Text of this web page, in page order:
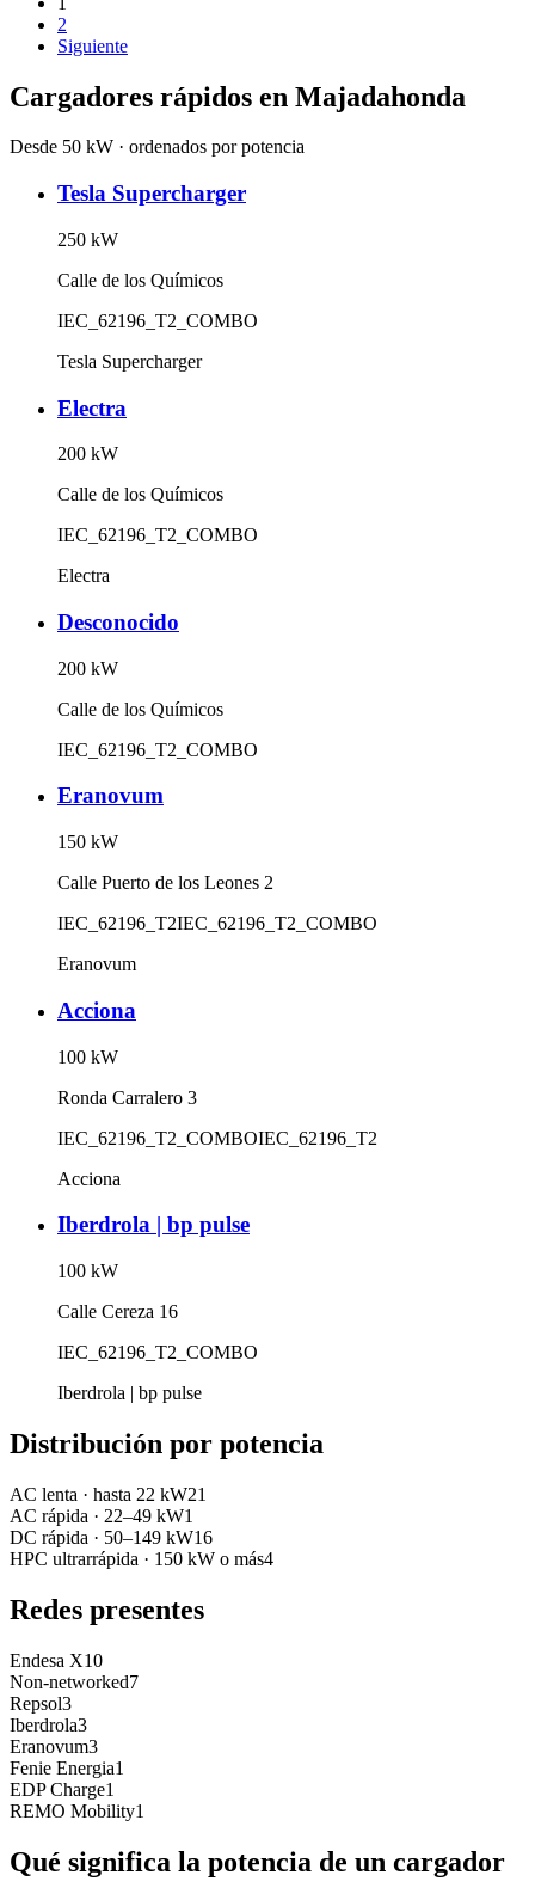
2
Siguiente
Cargadores rápidos en Majadahonda
Desde 50 kW · ordenados por potencia
Tesla Supercharger
250 kW
Calle de los Químicos
IEC_62196_T2_COMBO
Tesla Supercharger
Electra
200 kW
Calle de los Químicos
IEC_62196_T2_COMBO
Electra
Desconocido
200 kW
Calle de los Químicos
IEC_62196_T2_COMBO
Eranovum
150 kW
Calle Puerto de los Leones 2
IEC_62196_T2IEC_62196_T2_COMBO
Eranovum
Acciona
100 kW
Ronda Carralero 3
IEC_62196_T2_COMBOIEC_62196_T2
Acciona
Iberdrola | bp pulse
100 kW
Calle Cereza 16
IEC_62196_T2_COMBO
Iberdrola | bp pulse
Distribución por potencia
AC lenta · hasta 22 kW21
AC rápida · 22–49 kW1
DC rápida · 50–149 kW16
HPC ultrarrápida · 150 kW o más4
Redes presentes
Endesa X10
Non-networked7
Repsol3
Iberdrola3
Eranovum3
Fenie Energia1
EDP Charge1
REMO Mobility1
Qué significa la potencia de un cargador